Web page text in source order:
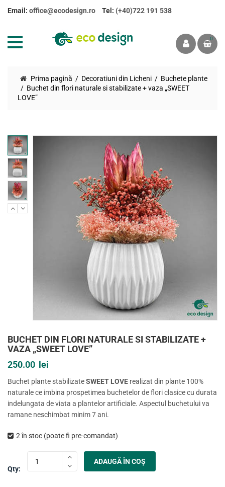
Email: office@ecodesign.ro Tel: (+40)722 191 538
0
Prima pagină Decoratiuni din Licheni
Buchete plante
Buchet din flori naturale si stabilizate + vaza „SWEET
LOVE”
BUCHET DIN FLORI NATURALE SI STABILIZATE +
VAZA „SWEET LOVE”
250.00 lei
Buchet plante stabilizateSWEET LOVE realizat din plante 100%
naturale ce imbina prospetimea buchetelor de flori clasice cu durata
indelungata de viata a plantelor artificiale. Aspectul buchetului va
ramane neschimbat minim 7 ani.
2 în stoc (poate fi pre-comandat)
Qty:
ADAUGĂ ÎN COȘ